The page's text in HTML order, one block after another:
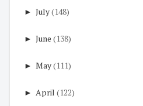
► July(148)
► June (138)
► May(111)
► April (122)